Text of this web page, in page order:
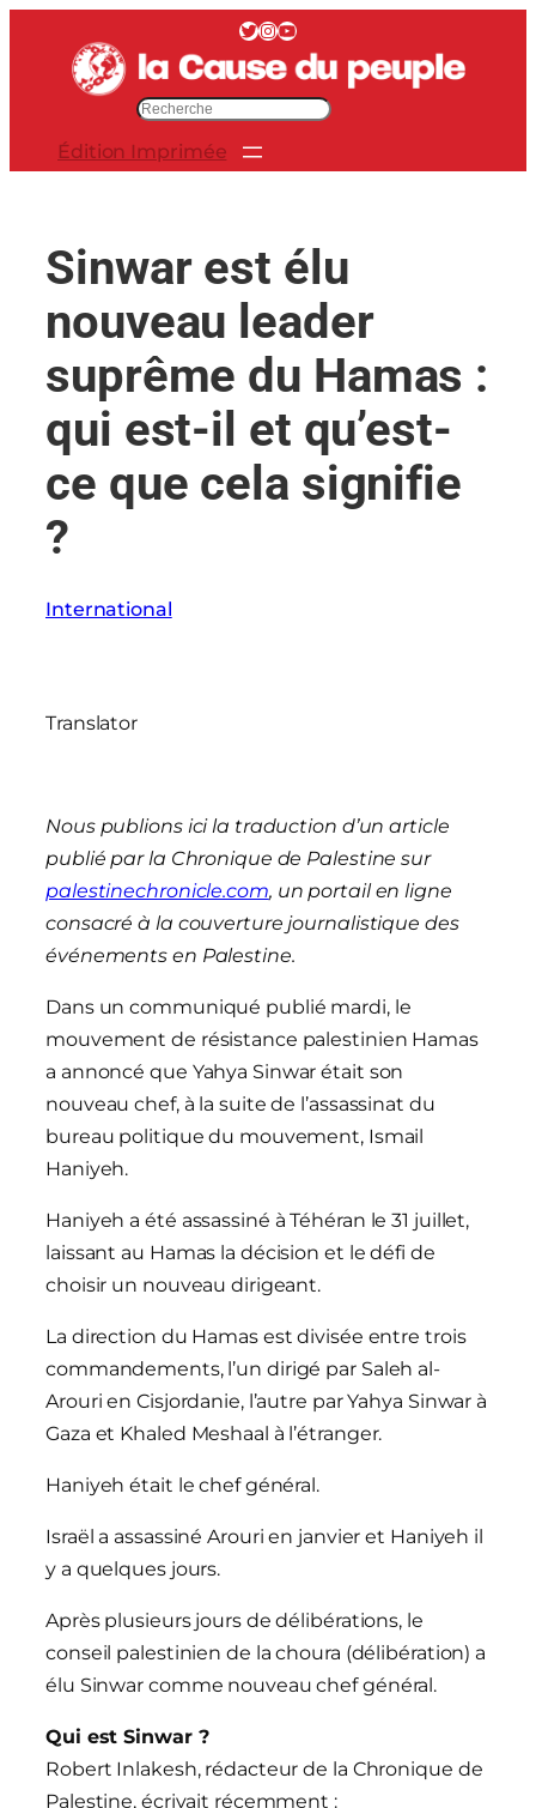
contenu
Twitter InstagramYouTube
c
e
r
Édition Imprimée
Sinwar est élu
nouveau leader
suprême du Hamas :
qui est-il et qu’est-
ce que cela signifie
?
International
Translator
Nous publions ici la traduction d’un article
publié par la Chronique de Palestine sur
palestinechronicle.com, un portail en ligne
consacré à la couverture journalistique des
événements en Palestine.
Dans un communiqué publié mardi, le
mouvement de résistance palestinien Hamas
a annoncé que Yahya Sinwar était son
nouveau chef, à la suite de l’assassinat du
bureau politique du mouvement, Ismail
Haniyeh.
Haniyeh a été assassiné à Téhéran le 31 juillet,
laissant au Hamas la décision et le défi de
choisir un nouveau dirigeant.
La direction du Hamas est divisée entre trois
commandements, l’un dirigé par Saleh al-
Arouri en Cisjordanie, l’autre par Yahya Sinwar à
Gaza et Khaled Meshaal à l’étranger.
Haniyeh était le chef général.
Israël a assassiné Arouri en janvier et Haniyeh il
y a quelques jours.
Après plusieurs jours de délibérations, le
conseil palestinien de la choura (délibération) a
élu Sinwar comme nouveau chef général.
Qui est Sinwar ?
Robert Inlakesh, rédacteur de la Chronique de
Palestine, écrivait récemment :